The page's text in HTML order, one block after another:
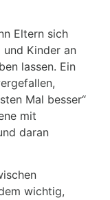
Eltern sich
Kinder an
lassen. Ein
Mal besser“
mit
daran
wichtig,